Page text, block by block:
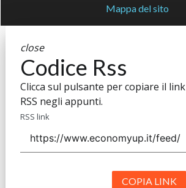
Mappa del sito
close
Codice Rss
Clicca sul pulsante per copiare il link
RSS negli appunti.
RSS link
COPIA LINK